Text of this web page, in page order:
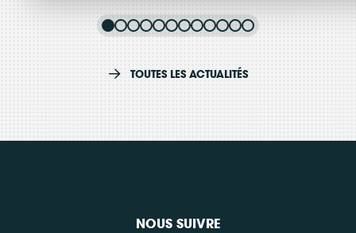
Journée Régionale des
TOUTES LES ACTUALITÉS
NOUS SUIVRE